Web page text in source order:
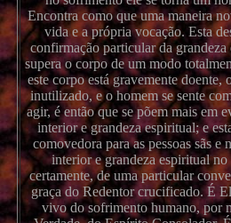
Encontra como que uma maneira
vida e a própria vocação. Esta
confirmação particular da
supera o corpo de um modo
este corpo está gravemente doente,
inutilizado, e o homem se sente
agir, é então que se põem mais em
interior e grandeza espiritual; e
comovedora para as pessoas sãs e
interior e grandeza espiritual
certamente, de uma particular
graça do Redentor crucificado. É
vivo do sofrimento humano, por